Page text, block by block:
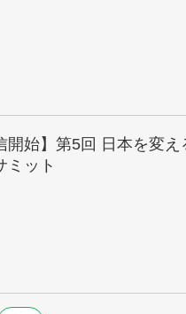
開始】第5回 日本を変え
ミット